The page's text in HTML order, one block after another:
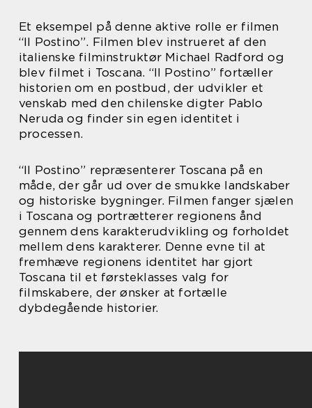
Et eksempel på denne aktive rolle er filmen
“Il Postino”. Filmen blev instrueret af den
italienske filminstruktør Michael Radford og
blev filmet i Toscana. “Il Postino” fortæller
historien om en postbud, der udvikler et
venskab med den chilenske digter Pablo
Neruda og finder sin egen identitet i
processen.
“Il Postino” repræsenterer Toscana på en
måde, der går ud over de smukke landskaber
og historiske bygninger. Filmen fanger sjælen
i Toscana og portrætterer regionens ånd
gennem dens karakterudvikling og forholdet
mellem dens karakterer. Denne evne til at
fremhæve regionens identitet har gjort
Toscana til et førsteklasses valg for
filmskabere, der ønsker at fortælle
dybdegående historier.